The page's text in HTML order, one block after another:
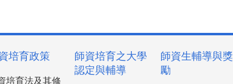
培育政策
培育法及其修
師資培育之大學
認定與輔導
師資生輔導與獎
勵